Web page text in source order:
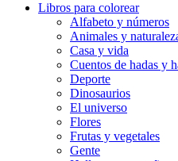
Libros para colorear
Alfabeto y números
Animales y
Casa y vida
Cuentos de hadas y
Deporte
Dinosaurios
El universo
Flores
Frutas y vegetales
Gente